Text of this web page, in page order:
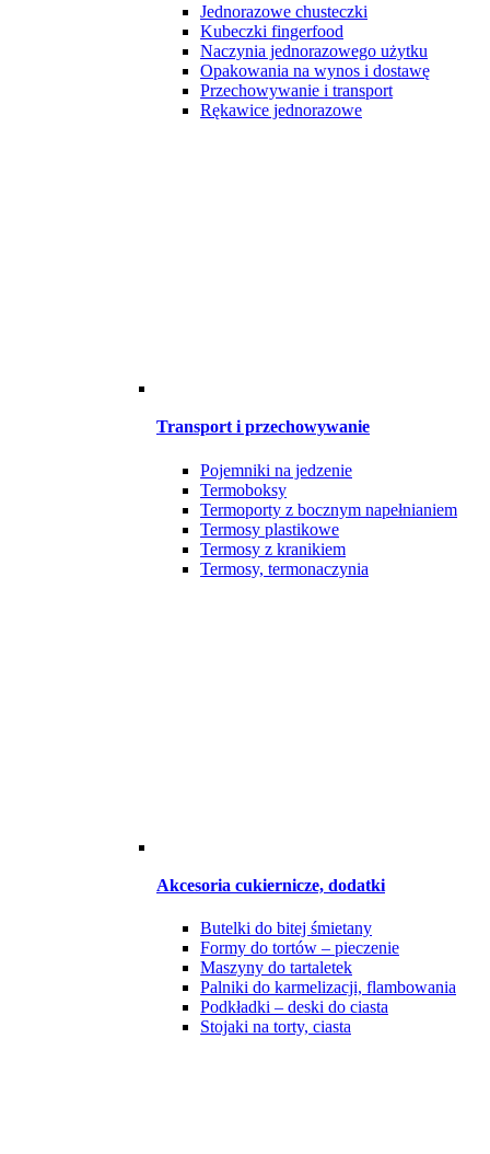
Jednorazowe chusteczki
Kubeczki fingerfood
Naczynia jednorazowego użytku
Opakowania na wynos i dostawę
Przechowywanie i transport
Rękawice jednorazowe
Transport i przechowywanie
Pojemniki na jedzenie
Termoboksy
Termoporty z bocznym napełnianiem
Termosy plastikowe
Termosy z kranikiem
Termosy, termonaczynia
Akcesoria cukiernicze, dodatki
Butelki do bitej śmietany
Formy do tortów – pieczenie
Maszyny do tartaletek
Palniki do karmelizacji, flambowania
Podkładki – deski do ciasta
Stojaki na torty, ciasta